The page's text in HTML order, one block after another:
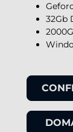
32Gb